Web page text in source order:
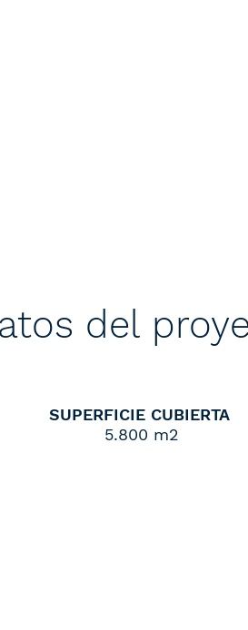
SUPERFICIE CUBIERTA
5.800 m2
del